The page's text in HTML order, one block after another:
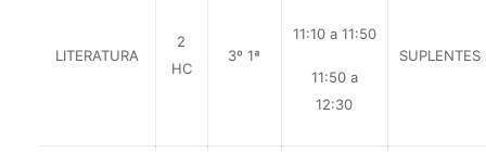
LITERATURA
2
HC
3º 1ª
11:10 a 11:50
11:50 a
12:30
SUPLENTES